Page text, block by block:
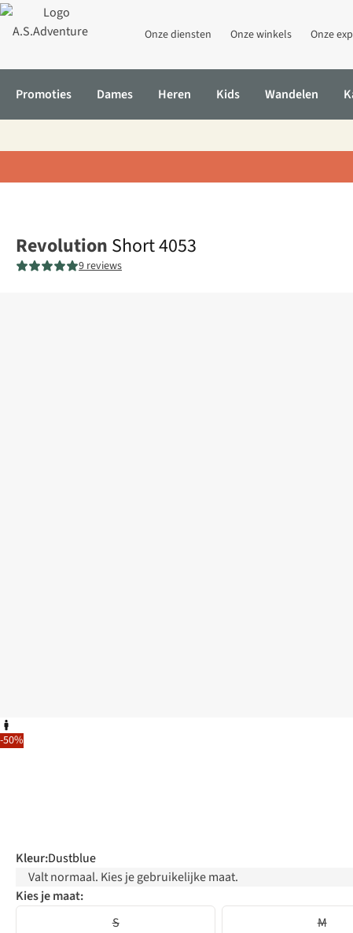
Onze diensten Onze winkels Onze
Promoties Dames Heren Kids Wandelen
-50%
Revolution Short 4053
9 reviews
Kleur:Dustblue
Valt normaal. Kies je gebruikelijke maat.
Kies je maat:
S
M